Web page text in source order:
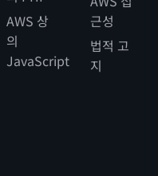
AWS 상
의
JavaScript
근성
법적 고
지